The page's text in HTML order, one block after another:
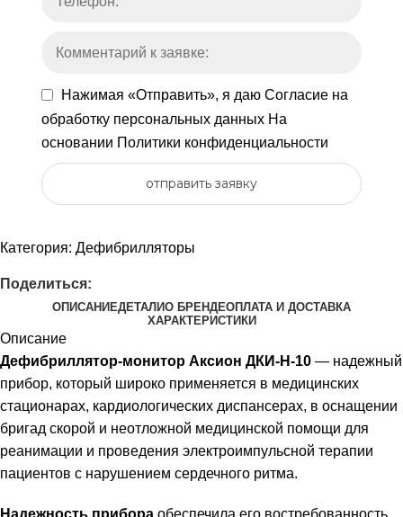
Нажимая «Отправить», я даю Согласие на
обработку персональных данных На
основании Политики конфиденциальности
отправить заявку
Категория: Дефибрилляторы
Поделиться:
ОПИСАНИЕДЕТАЛИО БРЕНДЕОПЛАТА И ДОСТАВКА
ХАРАКТЕРИСТИКИ
Описание
Дефибриллятор-монитор Аксион ДКИ-Н-10 — надежный
прибор, который широко применяется в медицинских
стационарах, кардиологических диспансерах, в оснащении
бригад скорой и неотложной медицинской помощи для
реанимации и проведения электроимпульсной терапии
пациентов с нарушением сердечного ритма.
Надежность прибора обеспечила его востребованность